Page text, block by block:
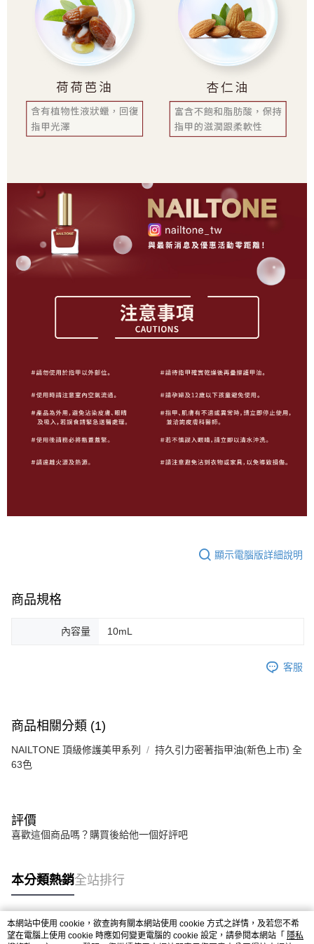
顯示電腦版詳細說明
商品規格
內容量 10mL
客服
商品相關分類 (1)
NAILTONE 頂級修護美甲系列
持久引力密著指甲油(新色上市) 全
63色
評價
喜歡這個商品嗎？購買後給他一個好評吧
本分類熱銷全站排行
熱門標籤
本網站中使用 cookie，欲查詢有關本網站使用 cookie 方式之詳情，及若您不希
望在電腦上使用 cookie 時應如何變更電腦的 cookie 設定，請參閱本網站「 隱私